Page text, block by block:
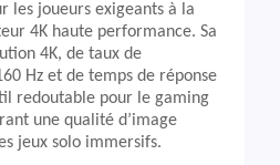
les joueurs exigeants à la
4K haute performance. Sa
4K, de taux de
Hz et de temps de réponse
redoutable pour le gaming
une qualité d’image
jeux solo immersifs.